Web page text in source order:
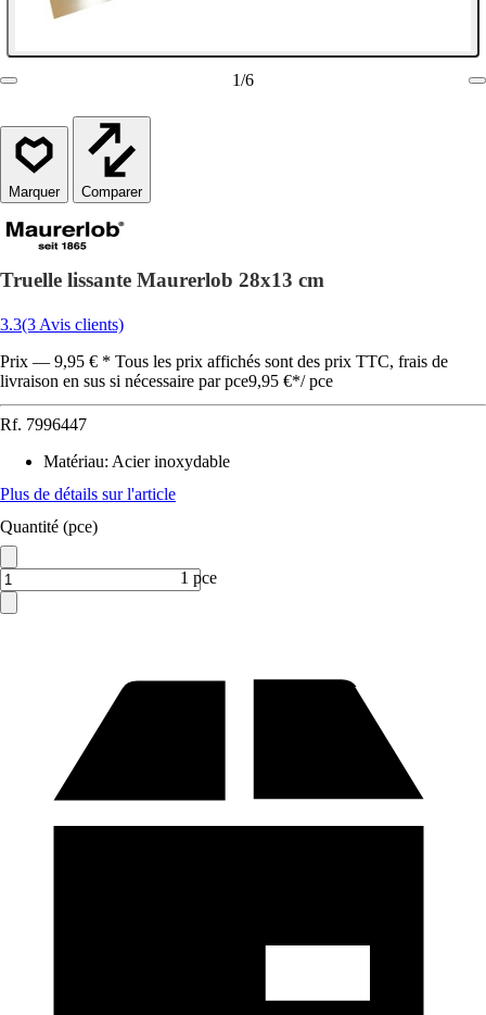
1/6
Comparer
Truelle lissante Maurerlob 28x13 cm
3.3(3 Avis clients)
Prix — 9,95 € * Tous les prix affichés sont des prix TTC, frais de
livraison en sus si nécessaire par pce9,95 €*/ pce
Rf. 7996447
Matériau: Acier inoxydable
Plus de détails sur l'article
Quantité (pce)
1 pce